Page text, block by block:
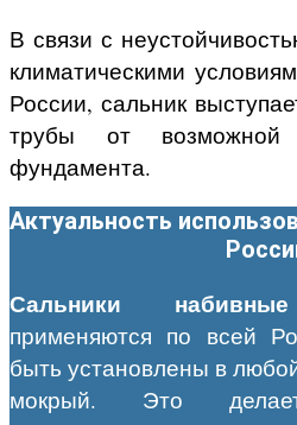
В связи с
климатическими
России, сальник
трубы от возможной
фундамента.
Актуальность
Сальники набивные
применяются по всей
быть установлены в
мокрый. Это